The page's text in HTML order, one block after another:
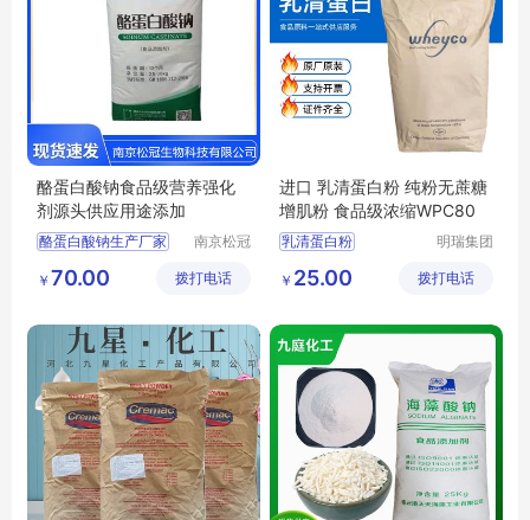
酪蛋白酸钠食品级营养强化
剂源头供应用途添加
酪蛋白酸钠生产厂家
酪蛋白酸钠价格
南京松冠
有限公司
￥ 70.00 拨打电话
进口 乳清蛋白粉 纯粉无蔗糖
增肌粉 食品级浓缩WPC80
乳清蛋白粉
纯粉无蔗糖增肌粉
明瑞集团
有限公司
￥ 25.00 拨打电话